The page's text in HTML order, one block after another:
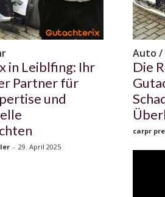
in Leiblfing: Ihr
Partner für
und
- 29. April 2025
Auto /
Die
carpr